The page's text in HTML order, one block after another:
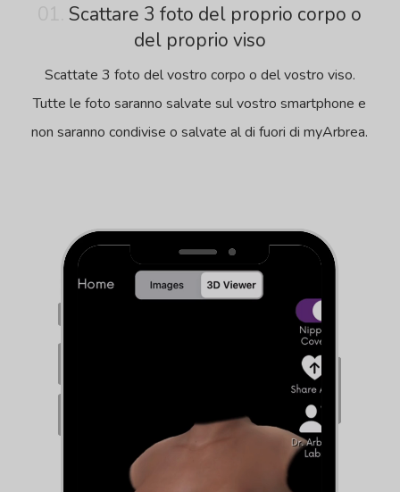
Scattare 3 foto del proprio corpo o
del proprio viso
Scattate 3 foto del vostro corpo o del vostro viso.
Tutte le foto saranno salvate sul vostro smartphone e
non saranno condivise o salvate al di fuori di myArbrea.